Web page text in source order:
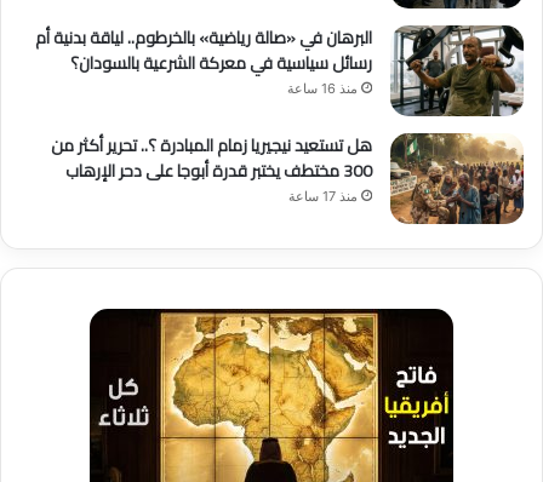
البرهان في «صالة رياضية» بالخرطوم.. لياقة بدنية أم
رسائل سياسية في معركة الشرعية بالسودان؟
منذ 16 ساعة
هل تستعيد نيجيريا زمام المبادرة ؟.. تحرير أكثر من
300 مختطف يختبر قدرة أبوجا على دحر الإرهاب
منذ 17 ساعة